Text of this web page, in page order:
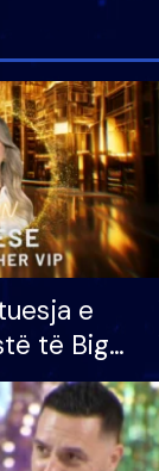
e
të Big
prej 100